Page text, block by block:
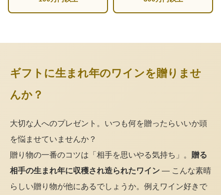
ギフトに生まれ年のワインを贈りませ
んか？
大切な人へのプレゼント。いつも何を贈ったらいいか頭
を悩ませていませんか？
贈り物の一番のコツは「相手を思いやる気持ち」。 贈る
相手の生まれ年に収穫され造られたワイン — こんな素晴
らしい贈り物が他にあるでしょうか。例えワイン好きで